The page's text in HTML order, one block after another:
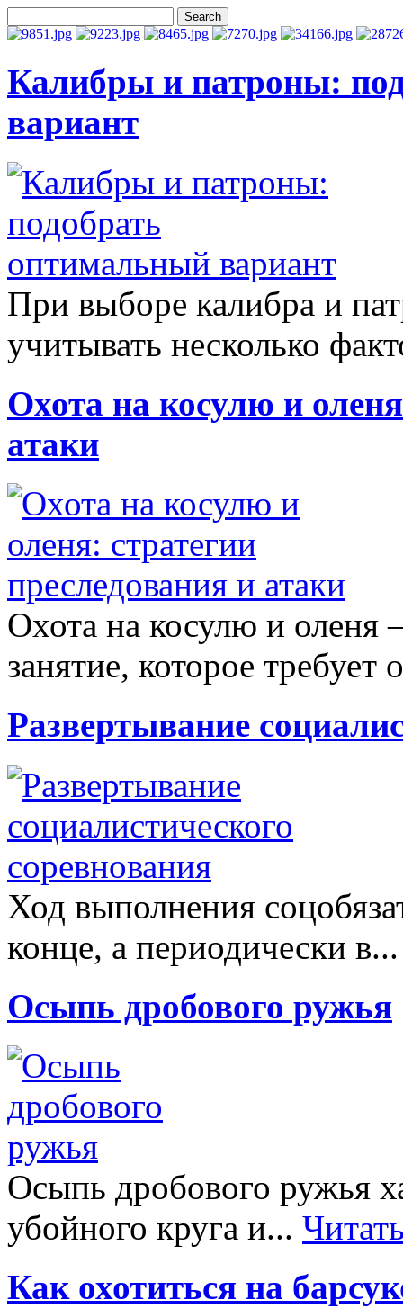
Калибры и патроны:
вариант
При выборе калибра и
учитывать несколько
Охота на косулю и
атаки
Охота на косулю и оленя
занятие, которое требует
Развертывание
Ход выполнения
конце, а периодически
Осыпь дробового ружья
Осыпь дробового ружья
убойного круга и...
Как охотиться на